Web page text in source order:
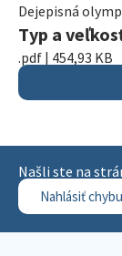
Dejepisná
Typ a
.pdf | 454,93 KB
Našli ste na
Nahlásiť chybu